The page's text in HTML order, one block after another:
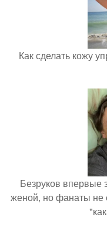
Как сделать кожу
Безруков впервые
женой, но фанаты не